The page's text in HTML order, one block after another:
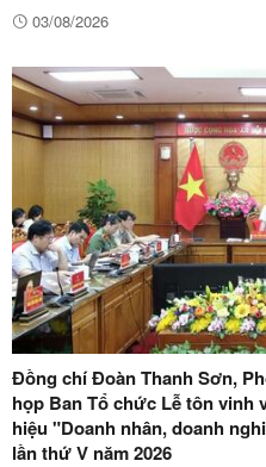
03/08/2026
Đồng chí Đoàn Thanh Sơn,
họp Ban Tổ chức Lễ tôn vinh
hiệu "Doanh nhân, doanh
lần thứ V năm 2026